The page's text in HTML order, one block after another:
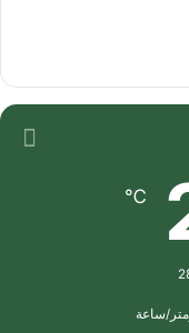
℃